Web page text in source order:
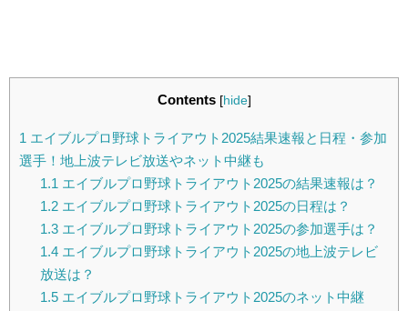
Contents [hide]
1 エイブルプロ野球トライアウト2025結果速報と日程・参加
選手！地上波テレビ放送やネット中継も
1.1 エイブルプロ野球トライアウト2025の結果速報は？
1.2エイブルプロ野球トライアウト2025の日程は？
1.3エイブルプロ野球トライアウト2025の参加選手は？
1.4エイブルプロ野球トライアウト2025の地上波テレビ
放送は？
1.5エイブルプロ野球トライアウト2025のネット中継